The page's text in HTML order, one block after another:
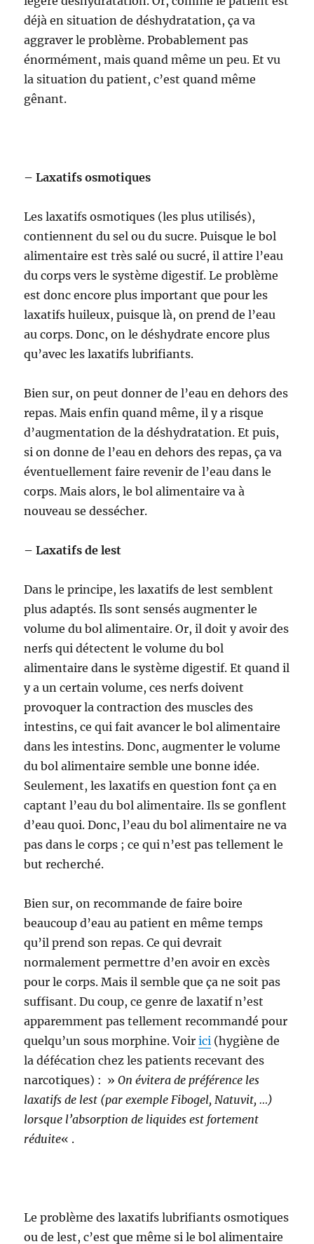
déjà en situation de déshydratation, ça va
aggraver le problème. Probablement pas
énormément, mais quand même un peu. Et vu
la situation du patient, c’est quand même
gênant.
– Laxatifs osmotiques
Les laxatifs osmotiques (les plus utilisés),
contiennent du sel ou du sucre. Puisque le bol
alimentaire est très salé ou sucré, il attire l’eau
du corps vers le système digestif. Le problème
est donc encore plus important que pour les
laxatifs huileux, puisque là, on prend de l’eau
au corps. Donc, on le déshydrate encore plus
qu’avec les laxatifs lubrifiants.
Bien sur, on peut donner de l’eau en dehors des
repas. Mais enfin quand même, il y a risque
d’augmentation de la déshydratation. Et puis,
si on donne de l’eau en dehors des repas, ça va
éventuellement faire revenir de l’eau dans le
corps. Mais alors, le bol alimentaire va à
nouveau se dessécher.
– Laxatifs de lest
Dans le principe, les laxatifs de lest semblent
plus adaptés. Ils sont sensés augmenter le
volume du bol alimentaire. Or, il doit y avoir des
nerfs qui détectent le volume du bol
alimentaire dans le système digestif. Et quand il
y a un certain volume, ces nerfs doivent
provoquer la contraction des muscles des
intestins, ce qui fait avancer le bol alimentaire
dans les intestins. Donc, augmenter le volume
du bol alimentaire semble une bonne idée.
Seulement, les laxatifs en question font ça en
captant l’eau du bol alimentaire. Ils se gonflent
d’eau quoi. Donc, l’eau du bol alimentaire ne va
pas dans le corps ; ce qui n’est pas tellement le
but recherché.
Bien sur, on recommande de faire boire
beaucoup d’eau au patient en même temps
qu’il prend son repas. Ce qui devrait
normalement permettre d’en avoir en excès
pour le corps. Mais il semble que ça ne soit pas
suffisant. Du coup, ce genre de laxatif n’est
apparemment pas tellement recommandé pour
quelqu’un sous morphine. Voirici (hygiène de
la défécation chez les patients recevant des
narcotiques) : »On évitera de préférence les
laxatifs de lest (par exemple Fibogel, Natuvit, …)
lorsque l’absorption de liquides est fortement
réduite« .
Le problème des laxatifs lubrifiants osmotiques
ou de lest, c’est que même si le bol alimentaire